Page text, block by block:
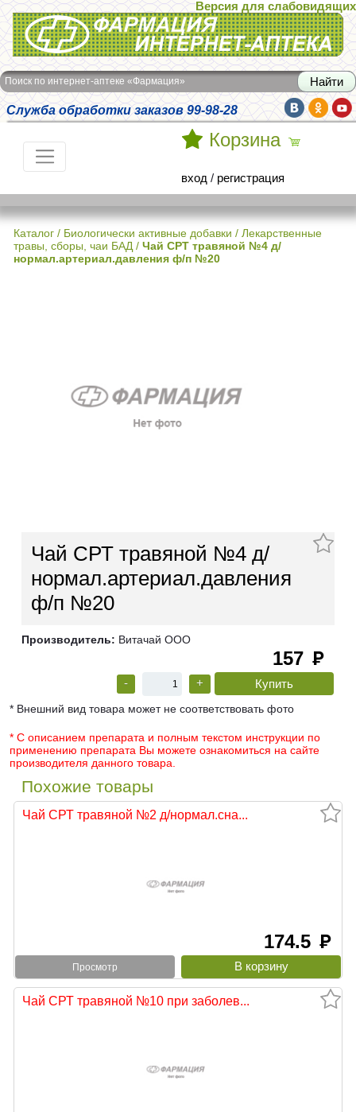
Интернет-аптека Фармация
Версия для слабовидящих
Поиск по интернет-аптеке «Фармация»
Служба обработки заказов 99-98-28
Корзина
вход / регистрация
Каталог / Биологически активные добавки / Лекарственные
травы, сборы, чаи БАД / Чай СРТ травяной №4 д/
нормал.артериал.давления ф/п №20
Чай СРТ травяной №4 д/
нормал.артериал.давления
ф/п №20
Производитель: Витачай ООО
157 руб
- +
* Внешний вид товара может не соответствовать фото
* С описанием препарата и полным текстом инструкции по
применению препарата Вы можете ознакомиться на сайте
производителя данного товара.
Похожие товары
Чай СРТ травяной №2 д/нормал.сна...
174.5 руб
Просмотр
Чай СРТ травяной №10 при заболев...